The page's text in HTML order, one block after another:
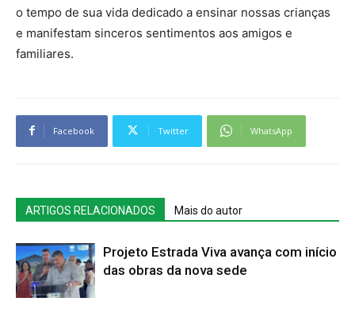
o tempo de sua vida dedicado a ensinar nossas crianças
e manifestam sinceros sentimentos aos amigos e
familiares.
Facebook Twitter WhatsApp
ARTIGOS RELACIONADOS Mais do autor
Projeto Estrada Viva avança com início
das obras da nova sede